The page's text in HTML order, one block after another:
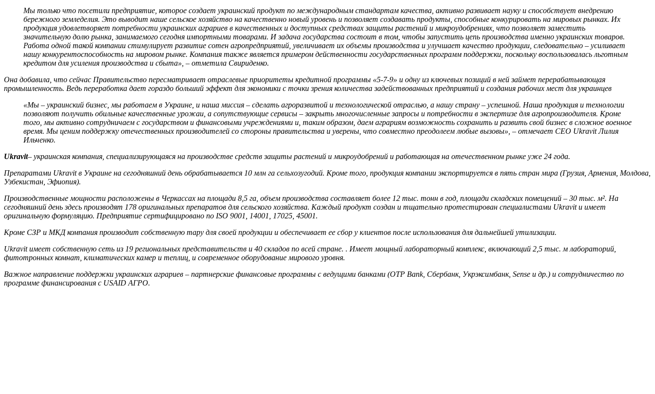
Мы только что посетили предприятие, которое создает украинский продукт по международным стандартам качества, активно развивает науку и способствует внедрению
бережного земледелия. Это выводит наше сельское хозяйство на качественно новый уровень и позволяет создавать продукты, способные конкурировать на мировых рынках. Их
продукция удовлетворяет потребности украинских аграриев в качественных и доступных средствах защиты растений и микроудобрениях, что позволяет заместить
значительную долю рынка, занимаемого сегодня импортными товарами. И задача государства состоит в том, чтобы запустить цепь производства именно украинских товаров.
Работа одной такой компании стимулирует развитие сотен агропредприятий, увеличивает их объемы производства и улучшает качество продукции, следовательно – усиливает
нашу конкурентоспособность на мировом рынке. Компания также является примером действенности государственных программ поддержки, поскольку воспользовалась льготным
кредитом для усиления производства и сбыта», – отметила Свириденко.
Она добавила, что сейчас Правительство пересматривает отраслевые приоритеты кредитной программы «5-7-9» и одну из ключевых позиций в ней займет перерабатывающая
промышленность. Ведь переработка дает гораздо больший эффект для экономики с точки зрения количества задействованных предприятий и создания рабочих мест для украинцев
«Мы – украинский бизнес, мы работаем в Украине, и наша миссия – сделать агроразвитой и технологической отраслью, а нашу страну – успешной. Наша продукция и технологии
позволяют получить обильные качественные урожаи, а сопутствующие сервисы – закрыть многочисленные запросы и потребности в экспертизе для агропроизводителя. Кроме
того, мы активно сотрудничаем с государством и финансовыми учреждениями и, таким образом, даем аграриям возможность сохранить и развить свой бизнес в сложное военное
время. Мы ценим поддержку отечественных производителей со стороны правительства и уверены, что совместно преодолеем любые вызовы», – отмечает СЕО Ukravit Лилия
Ильченко.
Ukravit– украинская компания, специализирующаяся на производстве средств защиты растений и микроудобрений и работающая на отечественном рынке уже 24 года.
Препаратами Ukravit в Украине на сегодняшний день обрабатывается 10 млн га сельхозугодий. Кроме того, продукция компании экспортируется в пять стран мира (Грузия, Армения, Молдова,
Узбекистан, Эфиопия).
Производственные мощности расположены в Черкассах на площади 8,5 га, объем производства составляет более 12 тыс. тонн в год, площади складских помещений – 30 тыс. м². На
сегодняшний день здесь производят 178 оригинальных препаратов для сельского хозяйства. Каждый продукт создан и тщательно протестирован специалистами Ukravit и имеет
оригинальную формуляцию. Предприятие сертифицировано по ISO 9001, 14001, 17025, 45001.
Кроме СЗР и МКД компания производит собственную тару для своей продукции и обеспечивает ее сбор у клиентов после использования для дальнейшей утилизации.
Ukravit имеет собственную сеть из 19 региональных представительств и 40 складов по всей стране. . Имеет мощный лабораторный комплекс, включающий 2,5 тыс. м лабораторий,
фитотронных комнат, климатических камер и теплиц, и современное оборудование мирового уровня.
Важное направление поддержки украинских аграриев – партнерские финансовые программы с ведущими банками (ОТР Bank, Сбербанк, Укрэксимбанк, Sense и др.) и сотрудничество по
программе финансирования с USAID АГРО.